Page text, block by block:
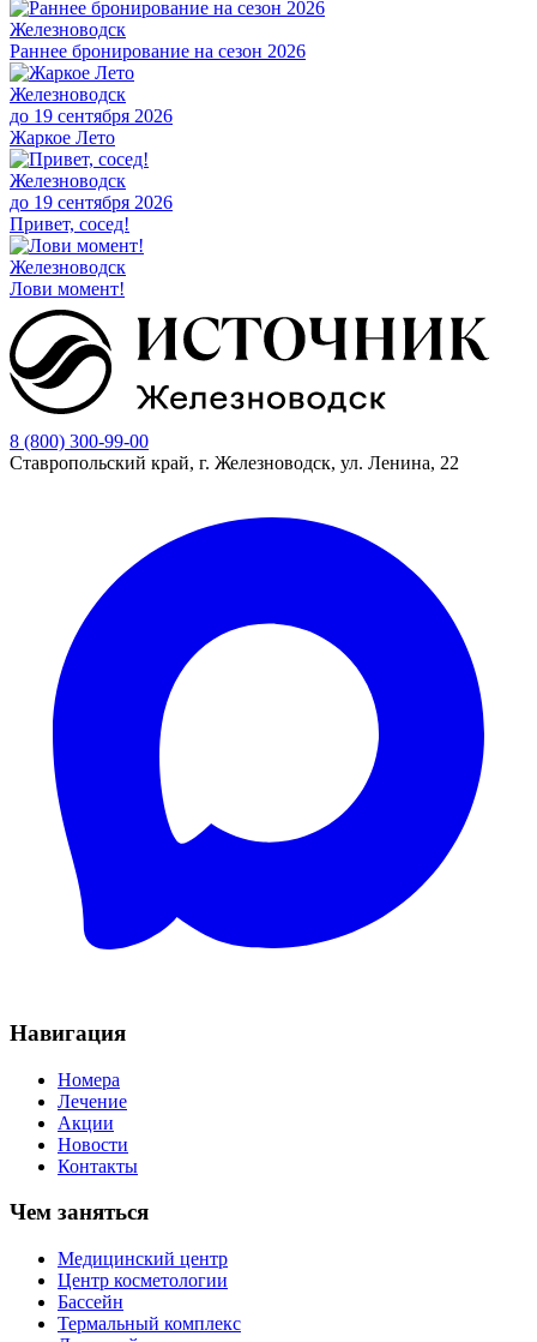
Железноводск
Раннее бронирование на сезон 2026
Железноводск
до 19 сентября 2026
Жаркое Лето
Железноводск
до 19 сентября 2026
Привет, сосед!
Железноводск
Лови момент!
8 (800) 300-99-00
Ставропольский край, г. Железноводск, ул. Ленина, 22
Навигация
Номера
Лечение
Акции
Новости
Контакты
Чем заняться
Медицинский центр
Центр косметологии
Бассейн
Термальный комплекс